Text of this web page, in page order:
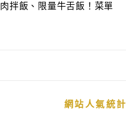
肉拌飯、限量牛舌飯！菜單
網站人氣統計